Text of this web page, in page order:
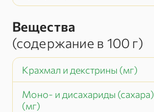
Вещества
(содержание в 100 г)
Крахмал и декстрины (мг)
Моно- и дисахариды (сахара)
(мг)